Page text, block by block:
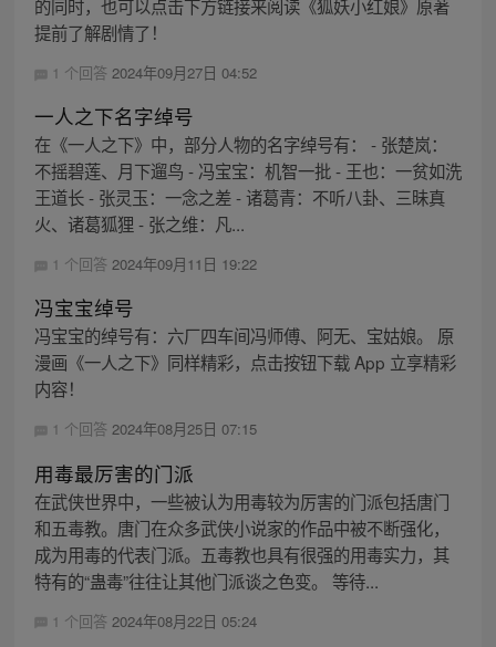
的同时，也可以点击下方链接来阅读《狐妖小红娘》原著
提前了解剧情了！
1 个回答 2024年09月27日 04:52
一人之下名字绰号
在《一人之下》中，部分人物的名字绰号有： - 张楚岚：
不摇碧莲、月下遛鸟 - 冯宝宝：机智一批 - 王也：一贫如洗
王道长 - 张灵玉：一念之差 - 诸葛青：不听八卦、三昧真
火、诸葛狐狸 - 张之维：凡...
1 个回答 2024年09月11日 19:22
冯宝宝绰号
冯宝宝的绰号有：六厂四车间冯师傅、阿无、宝姑娘。 原
漫画《一人之下》同样精彩，点击按钮下载 App 立享精彩
内容！
1 个回答 2024年08月25日 07:15
用毒最厉害的门派
在武侠世界中，一些被认为用毒较为厉害的门派包括唐门
和五毒教。唐门在众多武侠小说家的作品中被不断强化，
成为用毒的代表门派。五毒教也具有很强的用毒实力，其
特有的“蛊毒”往往让其他门派谈之色变。 等待...
1 个回答 2024年08月22日 05:24